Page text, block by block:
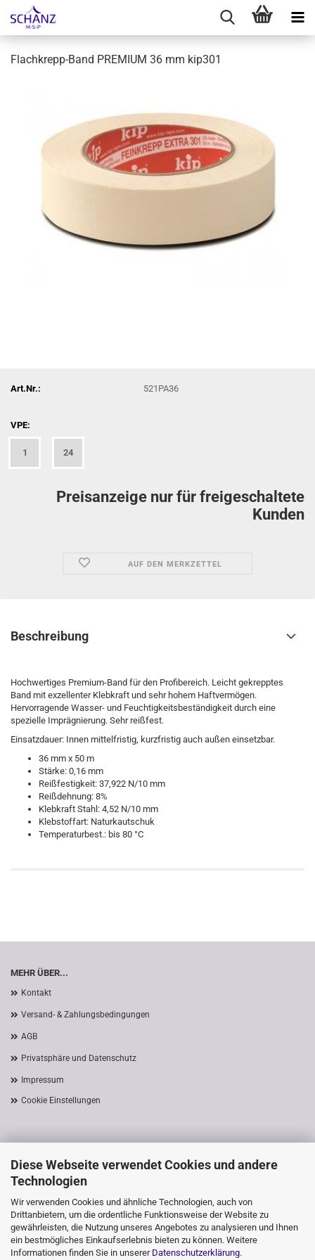
Diese Webseite verwendet Cookies und andere
Technologien
Wir verwenden Cookies und ähnliche Technologien, auch von
Drittanbietern, um die ordentliche Funktionsweise der Website zu
gewährleisten, die Nutzung unseres Angebotes zu analysieren und Ihnen
ein bestmögliches Einkaufserlebnis bieten zu können. Weitere
Informationen finden Sie in unserer Datenschutzerklärung.
Flachkrepp-Band PREMIUM 36 mm kip301
Art.Nr.: 521PA36
VPE:
1 24
Preisanzeige nur für freigeschaltete
Kunden
AUF DEN MERKZETTEL
Beschreibung
Hochwertiges Premium-Band für den Profibereich. Leicht gekrepptes
Band mit exzellenter Klebkraft und sehr hohem Haftvermögen.
Hervorragende Wasser- und Feuchtigkeitsbeständigkeit durch eine
spezielle Imprägnierung. Sehr reißfest.
Einsatzdauer: Innen mittelfristig, kurzfristig auch außen einsetzbar.
36 mm x 50 m
Stärke: 0,16 mm
Reißfestigkeit: 37,922 N/10 mm
Reißdehnung: 8%
Klebkraft Stahl: 4,52 N/10 mm
Klebstoffart: Naturkautschuk
Temperaturbest.: bis 80 °C
MEHR ÜBER...
Kontakt
Versand- & Zahlungsbedingungen
AGB
Privatsphäre und Datenschutz
Impressum
Cookie Einstellungen
ANMELDEN
Registrierung am Shop